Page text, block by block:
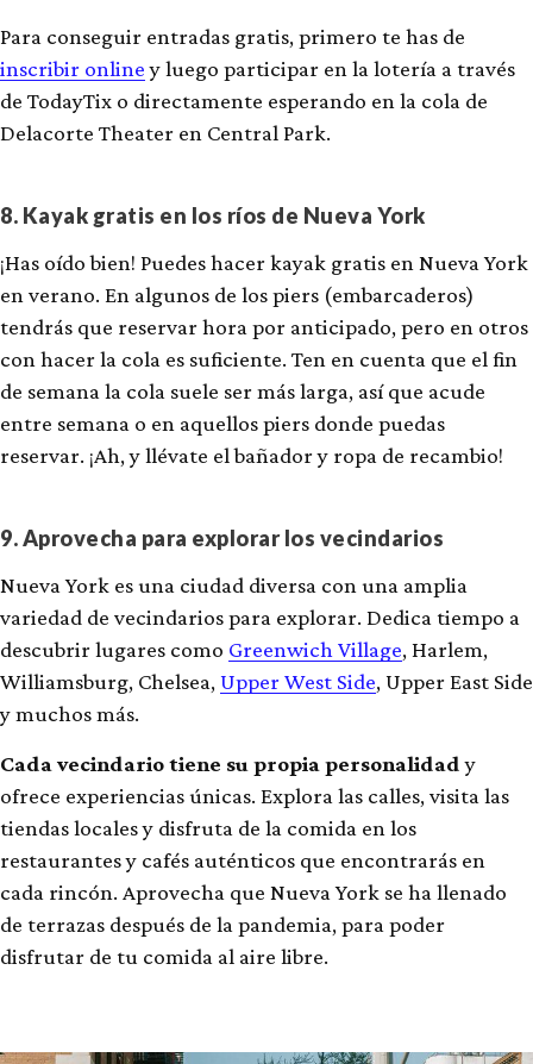
Para conseguir entradas gratis, primero te has de
inscribir onliney luego participar en la lotería a través
de TodayTix o directamente esperando en la cola de
Delacorte Theater en Central Park.
8. Kayak gratis en los ríos de Nueva York
¡Has oído bien! Puedes hacer kayak gratis en Nueva York
en verano. En algunos de los piers (embarcaderos)
tendrás que reservar hora por anticipado, pero en otros
con hacer la cola es suficiente. Ten en cuenta que el fin
de semana la cola suele ser más larga, así que acude
entre semana o en aquellos piers donde puedas
reservar. ¡Ah, y llévate el bañador y ropa de recambio!
9. Aprovecha para explorar los vecindarios
Nueva York es una ciudad diversa con una amplia
variedad de vecindarios para explorar. Dedica tiempo a
descubrir lugares como Greenwich Village, Harlem,
Williamsburg, Chelsea, Upper West Side, Upper East Side
y muchos más.
Cada vecindario tiene su propia personalidady
ofrece experiencias únicas. Explora las calles, visita las
tiendas locales y disfruta de la comida en los
restaurantes y cafés auténticos que encontrarás en
cada rincón. Aprovecha que Nueva York se ha llenado
de terrazas después de la pandemia, para poder
disfrutar de tu comida al aire libre.